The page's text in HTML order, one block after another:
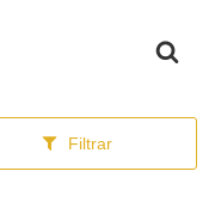
Filtrar